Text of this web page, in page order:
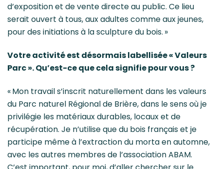
d’exposition et de vente directe au public. Ce lieu
serait ouvert à tous, aux adultes comme aux jeunes,
pour des initiations à la sculpture du bois. »
Votre activité est désormais labellisée « Valeurs
Parc ». Qu’est-ce que cela signifie pour vous ?
« Mon travail s’inscrit naturellement dans les valeurs
du Parc naturel Régional de Brière, dans le sens où je
privilégie les matériaux durables, locaux et de
récupération. Je n’utilise que du bois français et je
participe même à l’extraction du morta en automne,
avec les autres membres de l’association ABAM.